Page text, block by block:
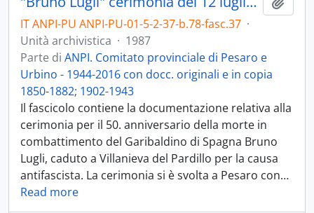
IT ANPI-PU ANPI-PU-01-5-2-37-b.78-fasc.37 ·
Unità archivistica · 1987
Parte di ANPI. Comitato provinciale di Pesaro e
Urbino - 1944-2016 con docc. originali e in copia
1850-1882; 1902-1943
Il fascicolo contiene la documentazione relativa alla
cerimonia per il 50. anniversario della morte in
combattimento del Garibaldino di Spagna Bruno
Lugli, caduto a Villanieva del Pardillo per la causa
antifascista. La cerimonia si è svolta a Pesaro con…
Read more